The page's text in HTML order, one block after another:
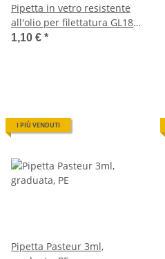
Pipetta in vetro resistente
all'olio per filettatura GL18
(per 50ml)
1,10 € *
I PIÙ VENDUTI
Pipetta Pasteur 3ml,